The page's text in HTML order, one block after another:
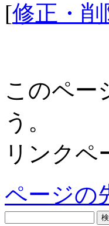
[修正・削
このペー
う。
リンクペ
ページの